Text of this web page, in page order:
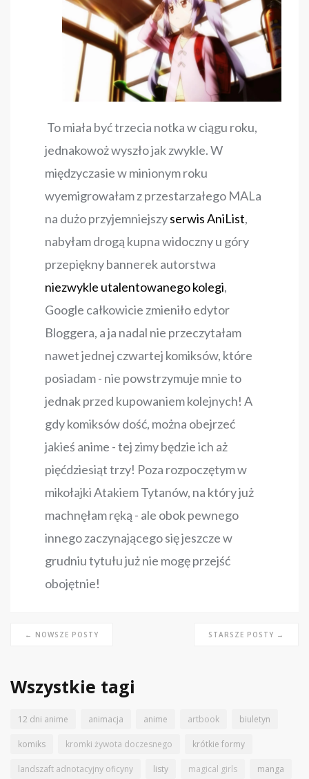
To miała być trzecia notka w ciągu roku,
jednakowoż wyszło jak zwykle. W
międzyczasie w minionym roku
wyemigrowałam z przestarzałego MALa
na dużo przyjemniejszyserwis AniList,
nabyłam drogą kupna widoczny u góry
przepiękny bannerek autorstwa
niezwykle utalentowanego kolegi,
Google całkowicie zmieniło edytor
Bloggera, a ja nadal nie przeczytałam
nawet jednej czwartej komiksów, które
posiadam - nie powstrzymuje mnie to
jednak przed kupowaniem kolejnych! A
gdy komiksów dość, można obejrzeć
jakieś anime - tej zimy będzie ich aż
pięćdziesiąt trzy! Poza rozpoczętym w
mikołajki Atakiem Tytanów, na który już
machnęłam ręką - ale obok pewnego
innego zaczynającego się jeszcze w
grudniu tytułu już nie mogę przejść
obojętnie!
← NOWSZE POSTY STARSZE POSTY →
Wszystkie tagi
12 dni anime animacja anime artbook biuletyn
komiks kromki żywota doczesnego krótkie formy
landszaft adnotacyjny oficyny listy magical girls manga